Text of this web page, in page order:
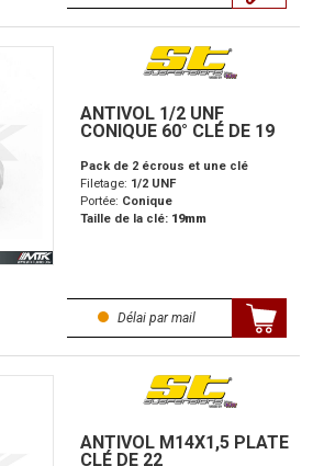
ANTIVOL 1/2 UNF
CONIQUE 60° CLÉ DE 19
Pack de 2 écrous et une clé
Filetage: 1/2 UNF
Portée: Conique
Taille de la clé: 19mm
Délai par mail
ANTIVOL M14X1,5 PLATE
CLÉ DE 22